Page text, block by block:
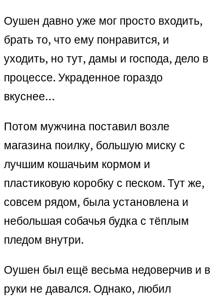
Оушен давно уже мог просто входить,
брать то, что ему понравится, и
уходить, но тут, дамы и господа, дело в
процессе. Украденное гораздо
вкуснее…
Потом мужчина поставил возле
магазина поилку, большую миску с
лучшим кошачьим кормом и
пластиковую коробку с песком. Тут же,
совсем рядом, была установлена и
небольшая собачья будка с тёплым
пледом внутри.
Оушен был ещё весьма недоверчив и в
руки не давался. Однако, любил